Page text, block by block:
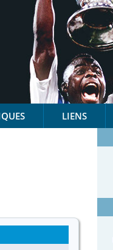
LIENS